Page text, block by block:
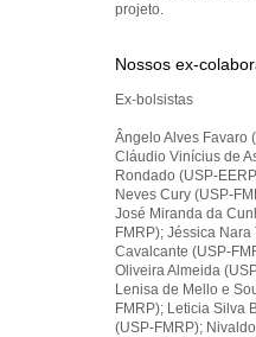
projeto.
Nossos ex-
Ex-bolsistas
Ângelo Alves Favaro
Cláudio Vinícius de
Rondado (USP-
Neves Cury (USP-
José Miranda da
FMRP); Jéssica Nara
Cavalcante (USP-
Oliveira Almeida
Lenisa de Mello e
FMRP); Leticia Silva
(USP-FMRP);